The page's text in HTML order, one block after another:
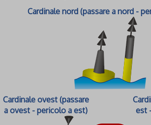
Cardinale nord (passare a nord -
Cardinale ovest (passare
a ovest - pericolo a est)
est